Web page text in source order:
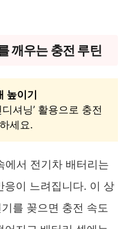
깨우는 충전 루틴
높이기
셔닝’ 활용으로 충전
세요.
에서 전기차 배터리는
응이 느려집니다. 이 상
를 꽂으면 충전 속도